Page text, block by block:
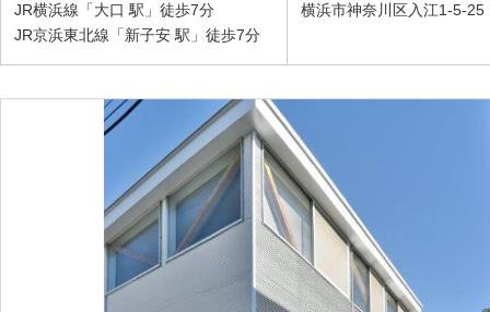
JR横浜線「大口 駅」徒歩7分
JR京浜東北線「新子安 駅」徒歩7分
横浜市神奈川区入江1-5-25